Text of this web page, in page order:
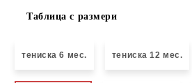
Таблица с размери
тениска 6 мес. тениска 12 мес.